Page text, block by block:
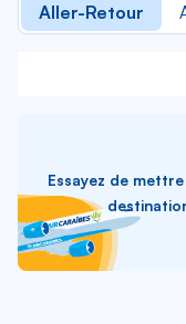
Aller-Retour
Essayez de